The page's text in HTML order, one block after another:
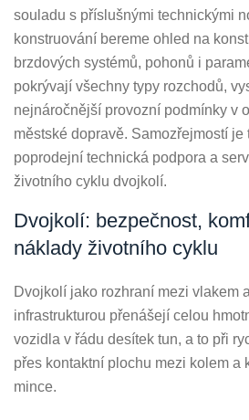
souladu s příslušnými technickými
konstruování bereme ohled na
brzdových systémů, pohonů i
pokrývají všechny typy rozchodů,
nejnáročnější provozní podmínky v
městské dopravě. Samozřejmostí je
poprodejní technická podpora a
životního cyklu dvojkolí.
Dvojkolí: bezpečnost,
náklady životního cyklu
Dvojkolí jako rozhraní mezi vlakem
infrastrukturou přenášejí celou
vozidla v řádu desítek tun, a to při
přes kontaktní plochu mezi kolem a
mince.